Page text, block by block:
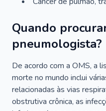
Quando
pneumologista?
De acordo com a OMS, a
morte no mundo inclui
relacionadas às vias
obstrutiva crônica, as